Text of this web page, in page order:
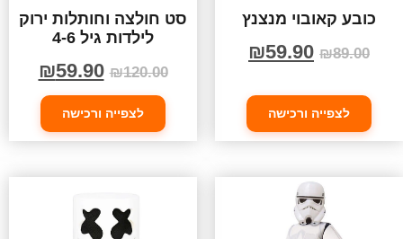
כובע קאובוי מנצנץ
₪89.00
₪59.90
לצפייה ורכישה
סט חולצה וחותלות ירוק
לילדות גיל 4-6
₪120.00
₪59.90
לצפייה ורכישה